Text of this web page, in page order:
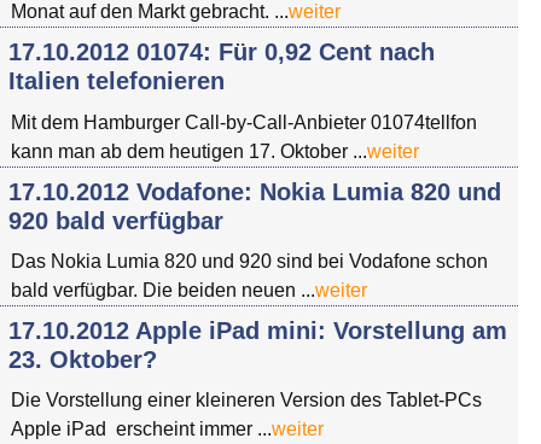
Monat auf den Markt gebracht. ...weiter
17.10.2012 01074: Für 0,92 Cent nach
Italien telefonieren
Mit dem Hamburger Call-by-Call-Anbieter 01074tellfon
kann man ab dem heutigen 17. Oktober ...weiter
17.10.2012 Vodafone: Nokia Lumia 820 und
920 bald verfügbar
Das Nokia Lumia 820 und 920 sind bei Vodafone schon
bald verfügbar. Die beiden neuen ...weiter
17.10.2012 Apple iPad mini: Vorstellung am
23. Oktober?
Die Vorstellung einer kleineren Version des Tablet-PCs
Apple iPad erscheint immer ...weiter